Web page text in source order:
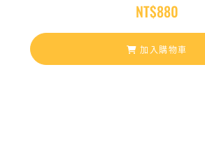
NT$880
加入購物車